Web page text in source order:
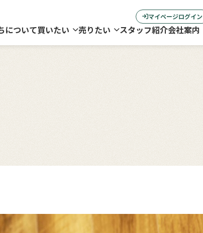
マイページログイン
について買いたい 売りたい スタッフ紹介会社案内